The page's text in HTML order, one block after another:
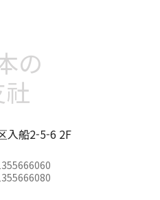
の
入船2-5-6 2F